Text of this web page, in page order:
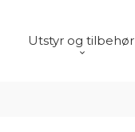
Utstyr og tilbehør